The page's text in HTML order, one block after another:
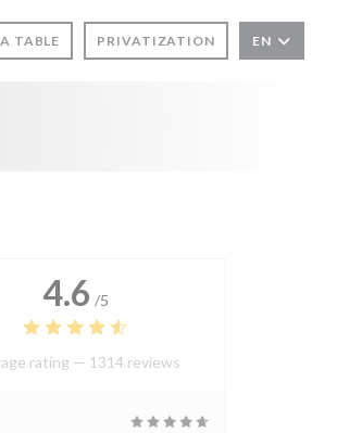
TABLE PRIVATIZATION EN
4.6 /5
rating — 1314 reviews